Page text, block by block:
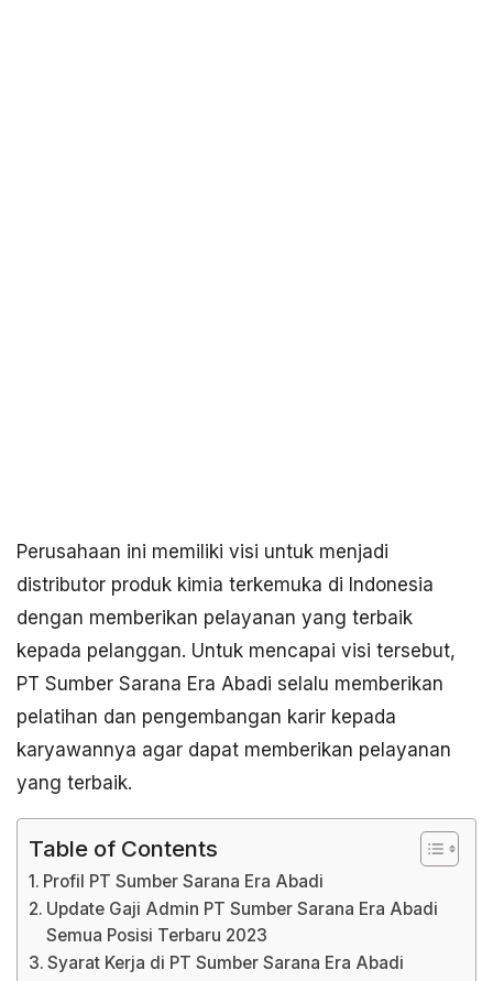
Perusahaan ini memiliki visi untuk menjadi
distributor produk kimia terkemuka di Indonesia
dengan memberikan pelayanan yang terbaik
kepada pelanggan. Untuk mencapai visi tersebut,
PT Sumber Sarana Era Abadi selalu memberikan
pelatihan dan pengembangan karir kepada
karyawannya agar dapat memberikan pelayanan
yang terbaik.
Table of Contents
Profil PT Sumber Sarana Era Abadi
Update Gaji Admin PT Sumber Sarana Era Abadi
Semua Posisi Terbaru 2023
Syarat Kerja di PT Sumber Sarana Era Abadi